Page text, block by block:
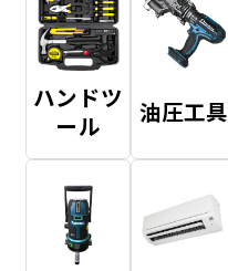
ハンドツ
ール
油圧工具